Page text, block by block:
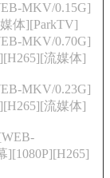
MKV/0.15G]
体][ParkTV]
MKV/0.70G]
流媒体]
MKV/0.23G]
流媒体]
][1080P][H265]